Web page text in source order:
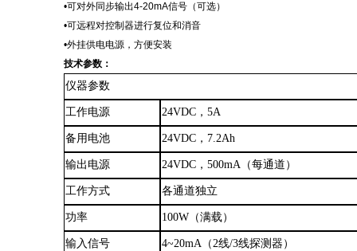
•可对外同步输出4-20mA信号（可选）
•可远程对控制器进行复位和消音
•外挂供电电源，方便安装
技术参数：
仪器参数
工作电源 24VDC ，5A
备用电池 24VDC ， 7.2Ah
输出电源 24VDC ，500mA （每通道 ）
工作方式 各通道独立
功率 100W （满载）
输入信号 4~20mA （2线/3线探测器 ）